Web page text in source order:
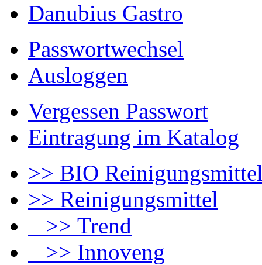
Danubius Gastro
Passwortwechsel
Ausloggen
Vergessen Passwort
Eintragung im Katalog
>> BIO
>> Reinigungsmittel
>> Trend
>> Innoveng